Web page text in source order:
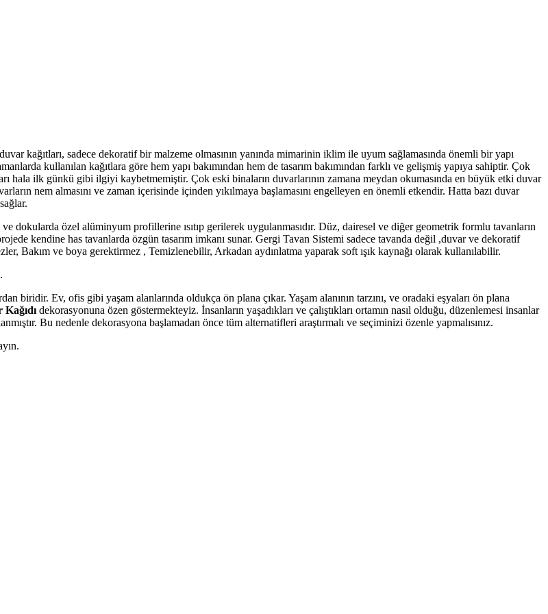
kağıtları, sadece dekoratif bir malzeme olmasının yanında mimarinin iklim ile uyum sağlamasında önemli bir yapı
kullanılan kağıtlara göre hem yapı bakımından hem de tasarım bakımından farklı ve gelişmiş yapıya sahiptir. Çok
hala ilk günkü gibi ilgiyi kaybetmemiştir. Çok eski binaların duvarlarının zamana meydan okumasında en büyük etki duvar
nem almasını ve zaman içerisinde içinden yıkılmaya başlamasını engelleyen en önemli etkendir. Hatta bazı duvar
ve dokularda özel alüminyum profillerine ısıtıp gerilerek uygulanmasıdır. Düz, dairesel ve diğer geometrik formlu tavanların
kendine has tavanlarda özgün tasarım imkanı sunar. Gergi Tavan Sistemi sadece tavanda değil ,duvar ve dekoratif
Bakım ve boya gerektirmez , Temizlenebilir, Arkadan aydınlatma yaparak soft ışık kaynağı olarak kullanılabilir.
biridir. Ev, ofis gibi yaşam alanlarında oldukça ön plana çıkar. Yaşam alanının tarzını, ve oradaki eşyaları ön plana
dekorasyonuna özen göstermekteyiz. İnsanların yaşadıkları ve çalıştıkları ortamın nasıl olduğu, düzenlemesi insanlar
Bu nedenle dekorasyona başlamadan önce tüm alternatifleri araştırmalı ve seçiminizi özenle yapmalısınız.